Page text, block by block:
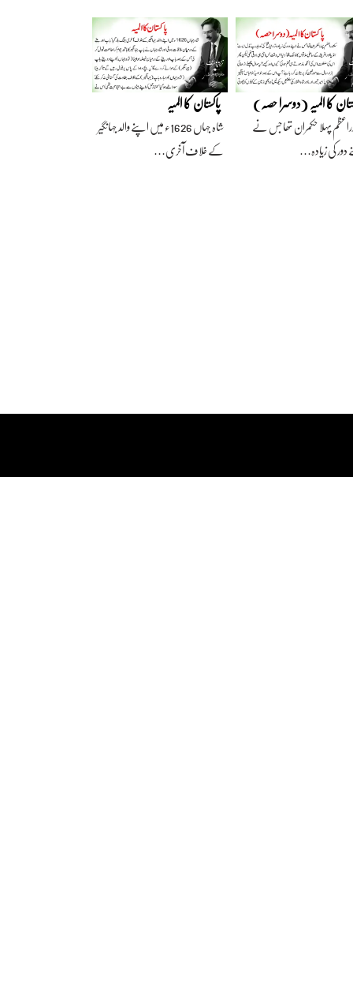
کا المیہ (دوسرا حصہ)
پہلا حکمران تھا جس نے
کی زیادہ…
پاکستان کا المیہ
شاہ جہاں 1626ء میں اپنے والد جہانگیر
کے خلاف آخری…